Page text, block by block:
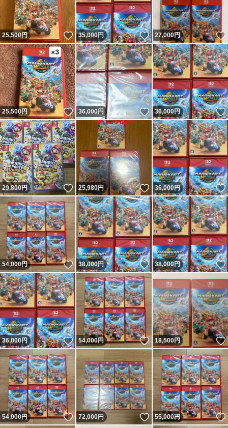
25,500円 いいね！
35,000円 いいね！
27,000円
25,500円 いいね！
36,000円 いいね！
36,000円
29,800円 いいね！
25,980円 いいね！
36,000円
54,000円 いいね！
38,000円 いいね！
38,000円
36,000円 いいね！
54,000円 いいね！
18,500円
54,000円 いいね！
72,000円 いいね！
55,000円